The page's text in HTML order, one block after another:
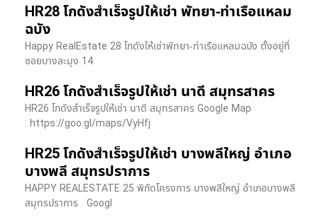
HR28 โกดังสำเร็จรูปให้เช่า พัทยา-ท่าเรือแหลม
ฉบัง
Happy RealEstate 28 โกดังให้เช่าพัทยา-ท่าเรือแหลมฉบัง ตั้งอยู่ที่
ซอยบางละมุง 14
HR26 โกดังสำเร็จรูปให้เช่า นาดี สมุทรสาคร
HR26 โกดังสำเร็จรูปให้เช่า นาดี สมุทรสาคร Google Map
: https://goo.gl/maps/VyHfj
HR25 โกดังสำเร็จรูปให้เช่า บางพลีใหญ่ อำเภอ
บางพลี สมุทรปราการ
HAPPY REALESTATE 25 พิกัดโครงการ บางพลีใหญ่ อำเภอบางพลี
สมุทรปราการ Googl